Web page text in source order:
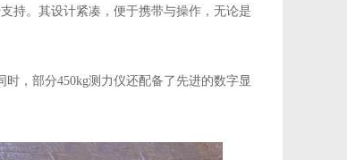
持。其设计紧凑，便于携带与操作，无论是
，部分450kg测力仪还配备了先进的数字显